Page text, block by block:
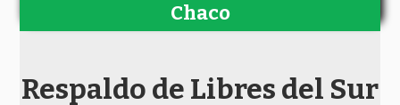
Respaldo de Libres del Sur
Chaco